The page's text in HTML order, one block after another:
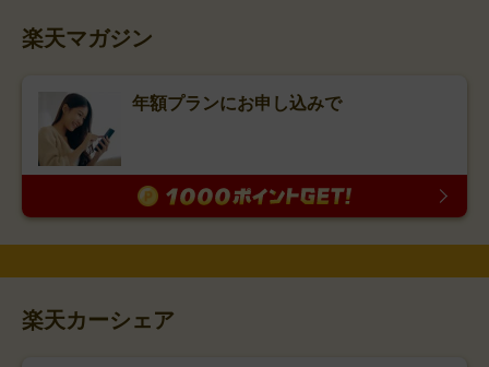
楽天マガジン
年額プランにお申し込みで
楽天カーシェア